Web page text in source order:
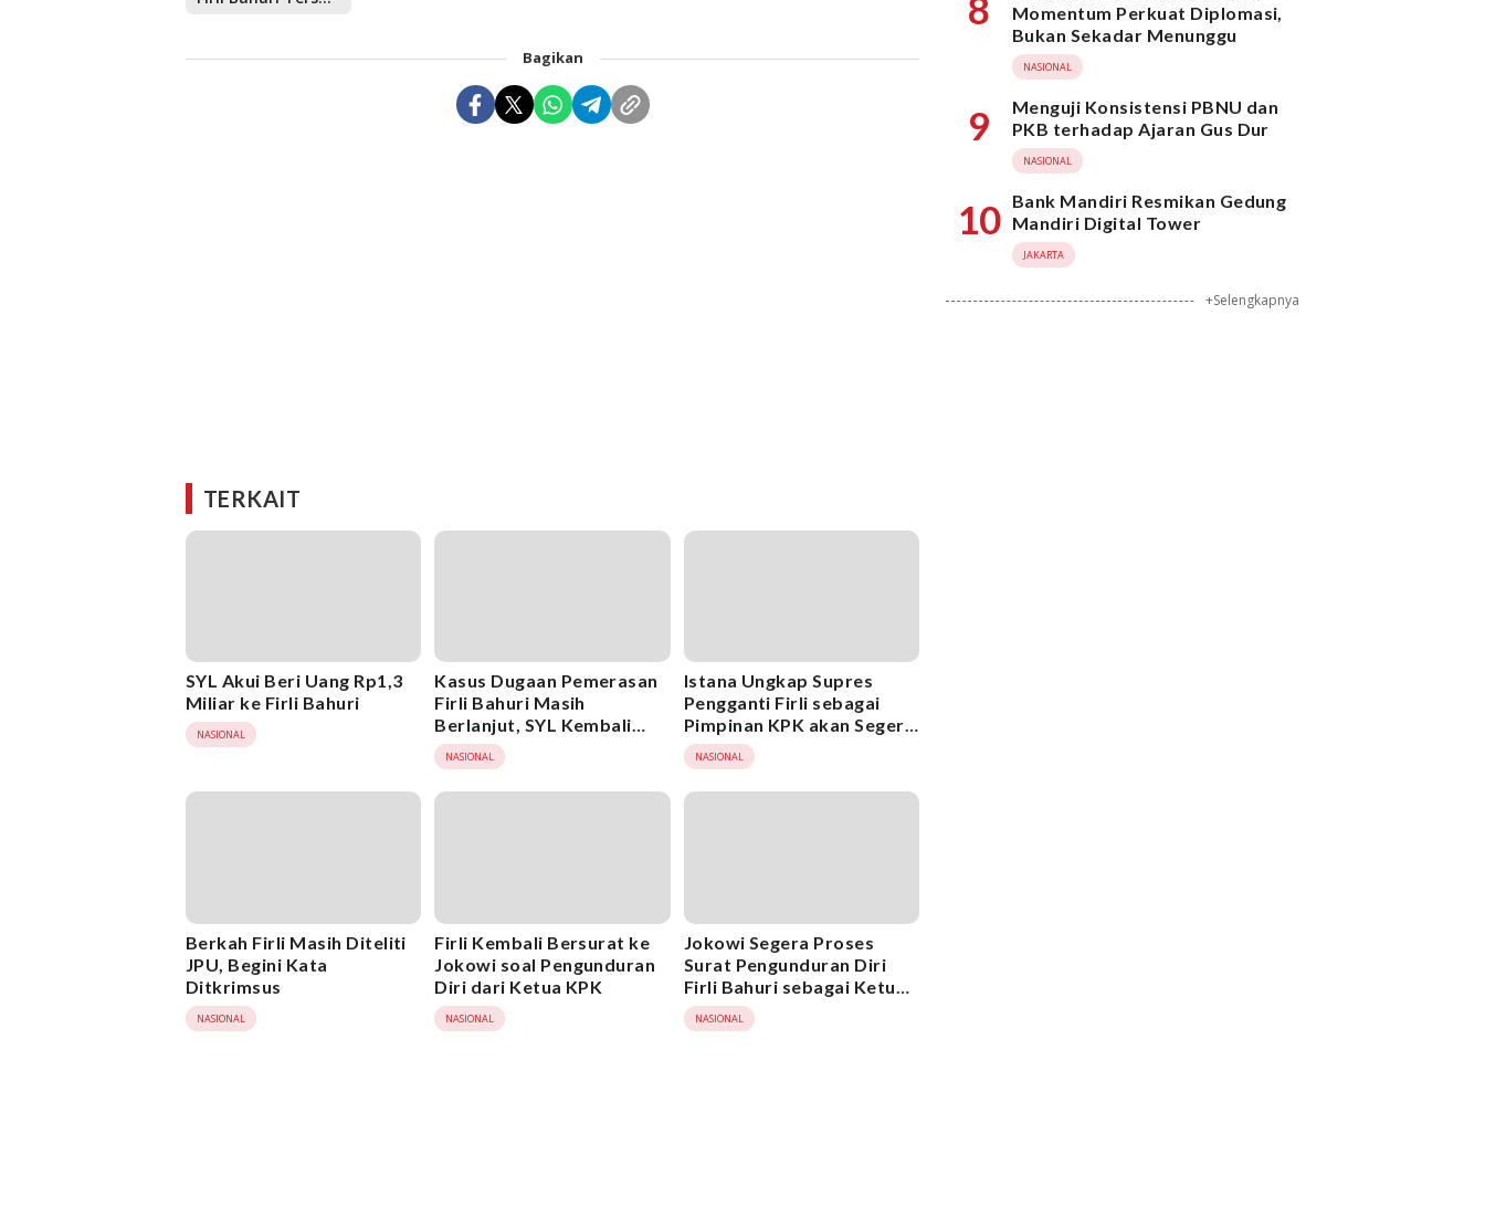
Bagikan
TERKAIT
SYL Akui Beri Uang Rp1,3
Miliar ke Firli Bahuri
NASIONAL
Kasus Dugaan Pemerasan
Firli Bahuri Masih
Berlanjut, SYL Kembali
Diperiksa
NASIONAL
Istana Ungkap Supres
Pengganti Firli sebagai
Pimpinan KPK akan Segera
Dikirimkan ke DPR
NASIONAL
Berkah Firli Masih Diteliti
JPU, Begini Kata
Ditkrimsus
NASIONAL
Firli Kembali Bersurat ke
Jokowi soal Pengunduran
Diri dari Ketua KPK
NASIONAL
Jokowi Segera Proses
Surat Pengunduran Diri
Firli Bahuri sebagai Ketua
KPK
NASIONAL
Momentum Perkuat Diplomasi,
Bukan Sekadar Menunggu
NASIONAL
9
Menguji Konsistensi PBNU dan
PKB terhadap Ajaran Gus Dur
NASIONAL
10 Bank Mandiri Resmikan Gedung
Mandiri Digital Tower
JAKARTA
+Selengkapnya